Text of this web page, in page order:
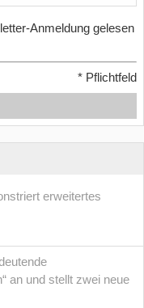
Anmeldung gelesen
* Pflichtfeld
erweitertes
an und stellt zwei neue